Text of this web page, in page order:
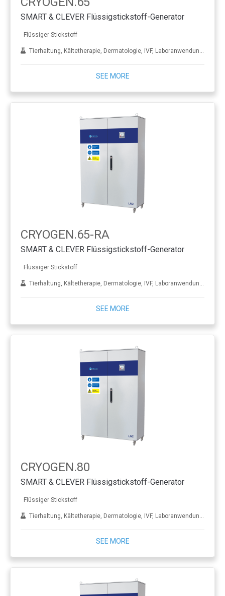
SMART & CLEVER Flüssigstickstoff-Generator
Flüssiger Stickstoff
Tierhaltung, Kältetherapie, Dermatologie, IVF, Laboranwendungen, Behandlung von Metall
SEE MORE
CRYOGEN.65-RA
SMART & CLEVER Flüssigstickstoff-Generator
Flüssiger Stickstoff
Tierhaltung, Kältetherapie, Dermatologie, IVF, Laboranwendungen, Behandlung von Metall
SEE MORE
CRYOGEN.80
SMART & CLEVER Flüssigstickstoff-Generator
Flüssiger Stickstoff
Tierhaltung, Kältetherapie, Dermatologie, IVF, Laboranwendungen, Behandlung von Metall
SEE MORE